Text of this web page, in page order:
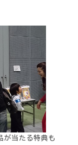
が当たる特典も